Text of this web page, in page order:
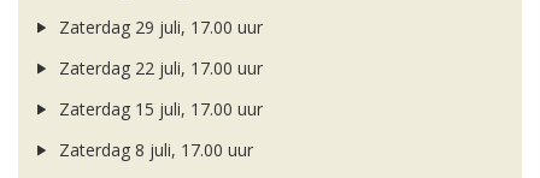
Zaterdag 29 juli, 17.00 uur
Zaterdag 22 juli, 17.00 uur
Zaterdag 15 juli, 17.00 uur
Zaterdag 8 juli, 17.00 uur